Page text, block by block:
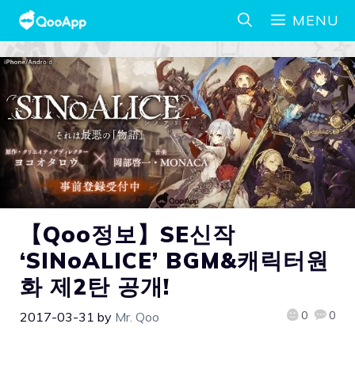
MENU
【Qoo정보】SE신작
‘SINoALICE’ BGM&캐릭터원
화 제2탄 공개!
2017-03-31 by Mr. Qoo 0 0